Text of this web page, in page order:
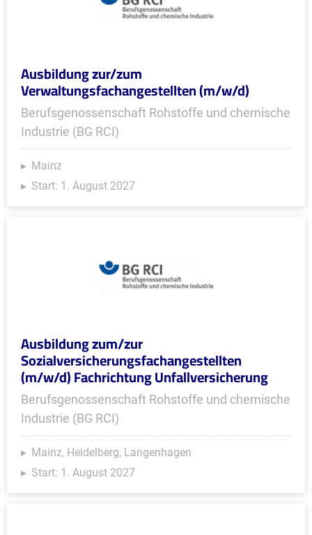
Ausbildung zur/zum
Verwaltungsfachangestellten (m/w/d)
Berufsgenossenschaft Rohstoffe und chemische
Industrie (BG RCI)
Mainz
Start: 1. August 2027
Ausbildung zum/zur
Sozialversicherungsfachangestellten
(m/w/d) Fachrichtung Unfallversicherung
Berufsgenossenschaft Rohstoffe und chemische
Industrie (BG RCI)
Mainz, Heidelberg, Langenhagen
Start: 1. August 2027